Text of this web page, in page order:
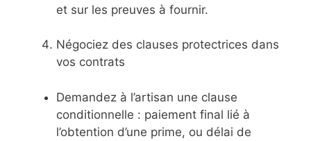
et sur les preuves à fournir.
Négociez des clauses protectrices dans
vos contrats
Demandez à l’artisan une clause
conditionnelle : paiement final lié à
l’obtention d’une prime, ou délai de